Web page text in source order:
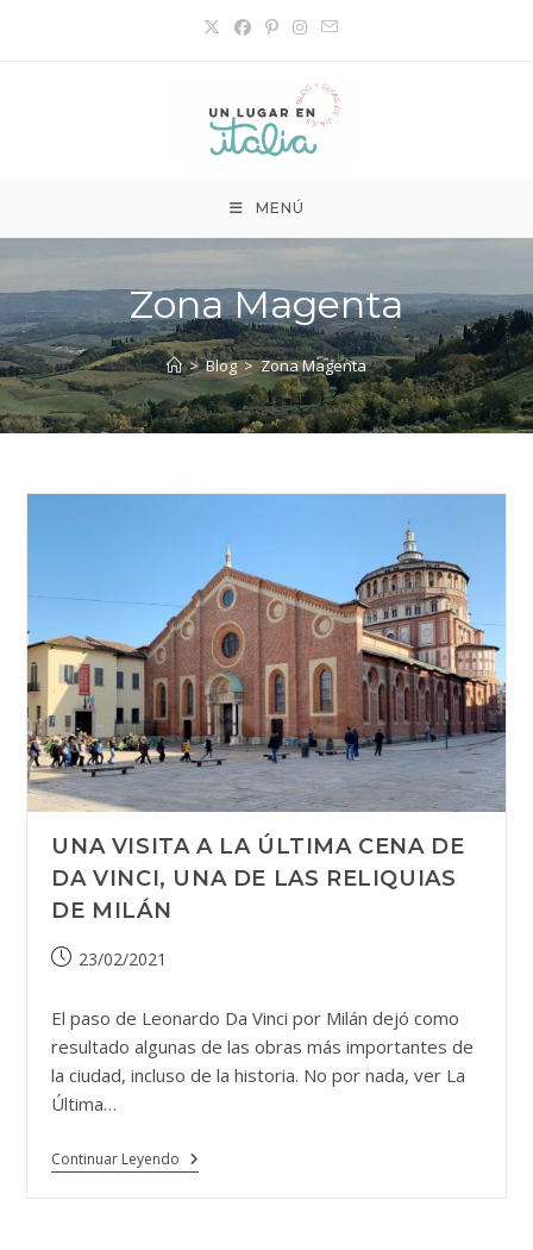
MENÚ
Zona Magenta
> Blog > Zona Magenta
UNA VISITA A LA ÚLTIMA CENA DE
DA VINCI, UNA DE LAS RELIQUIAS
DE MILÁN
Publicación
la
entrada:
23/02/2021
El paso de Leonardo Da Vinci por Milán dejó como
resultado algunas de las obras más importantes de
la ciudad, incluso de la historia. No por nada, ver La
Última…
Continuar Leyendo Una
Visita